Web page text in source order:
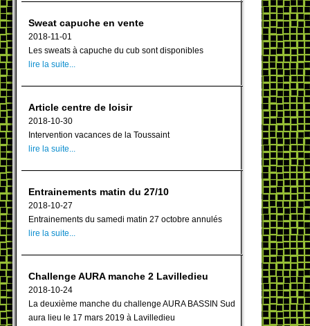
Sweat capuche en vente
2018-11-01
Les sweats à capuche du cub sont disponibles
lire la suite...
Article centre de loisir
2018-10-30
Intervention vacances de la Toussaint
lire la suite...
Entrainements matin du 27/10
2018-10-27
Entrainements du samedi matin 27 octobre annulés
lire la suite...
Challenge AURA manche 2 Lavilledieu
2018-10-24
La deuxième manche du challenge AURA BASSIN Sud
aura lieu le 17 mars 2019 à Lavilledieu